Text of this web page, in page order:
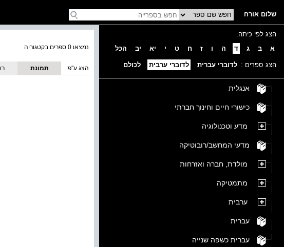
שלום אורח
הצג לפי כיתה:
א
ב ג ד ה ו ז ח ט י יא יב הכל
הצג ספרים : לדוברי עברית לדוברי ערבית לכולם
אנגלית
כישורי חיים וחינוך חברתי
מדע וטכנולוגיה
מדעי המחשב/רובוטיקה
מולדת, חברה ואזרחות
מתמטיקה
ערבית
עברית
עברית כשפה שנייה
נמצאו 0 ספרים בקטגוריה
הצג ע''פ:
תמונת